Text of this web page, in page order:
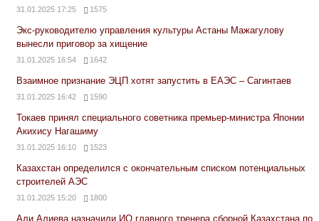
31.01.2025 17:25 1575
Экс-руководителю управления культуры Астаны Мажагулову
вынесли приговор за хищение
31.01.2025 16:54 1642
Взаимное признание ЭЦП хотят запустить в ЕАЭС – Сагинтаев
31.01.2025 16:42 1590
Токаев принял специального советника премьер-министра Японии
Акихису Нагашиму
31.01.2025 16:10 1523
Казахстан определился с окончательным списком потенциальных
строителей АЭС
31.01.2025 15:20 1800
Али Алиева назначили ИО главного тренера сборной Казахстана по